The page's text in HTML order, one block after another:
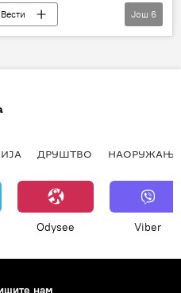
Вести
Још 6
ДРУШТВО НАОРУЖАЊЕ
Odysee Viber
нам